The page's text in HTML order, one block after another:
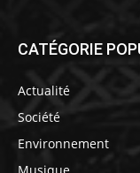
CATÉGORIE
Actualité
Société
Environnement